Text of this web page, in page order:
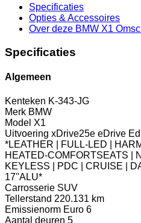
Specificaties
Opties & Accessoires
Over deze BMW X1
Specificaties
Algemeen
Kenteken K-343-JG
Merk BMW
Model X1
Uitvoering xDrive25e eDrive
*LEATHER | FULL-LED |
HEATED-COMFORTSEATS |
KEYLESS | PDC | CRUISE |
17''ALU*
Carrosserie SUV
Tellerstand 220.131 km
Emissienorm Euro 6
Aantal deuren 5